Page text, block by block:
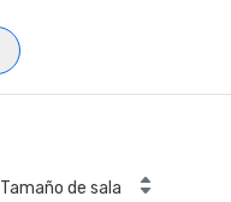
Tamaño de sala